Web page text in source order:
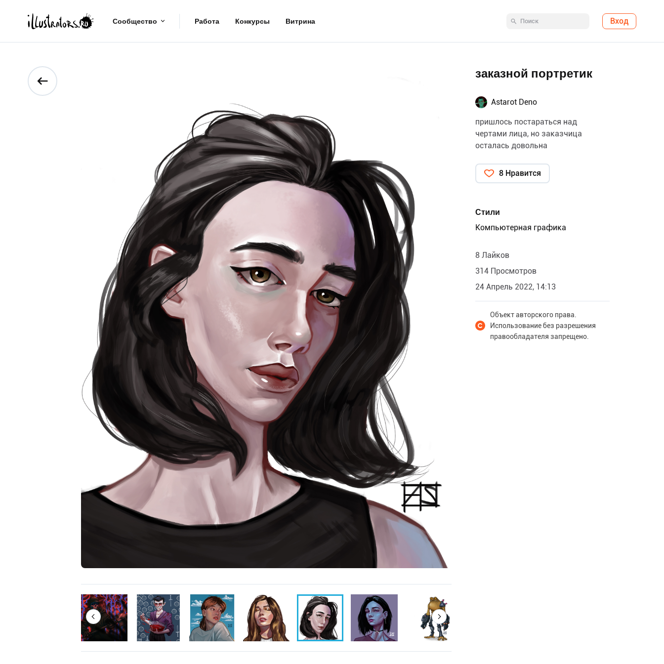
Сообщество Работа Конкурсы Витрина Вход
заказной портретик
Astarot Deno
пришлось постараться над
чертами лица, но заказчица
осталась довольна
8 Нравится
Стили
Компьютерная графика
8 Лайков
314 Просмотров
24 Апрель 2022, 14:13
Объект авторского права.
Использование без разрешения
правообладателя запрещено.